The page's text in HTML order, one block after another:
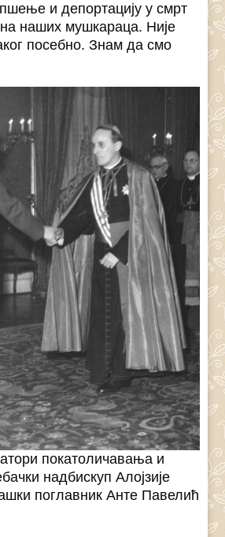
и депортацију у смрт
наших мушкараца. Није
посебно. Знам да смо
покатоличавања и
надбискуп Алојзије
поглавник Анте Павелић